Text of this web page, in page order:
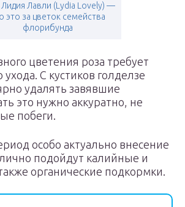
Лидия Лавли (Lydia Lovely) —
это за цветок семейства
флорибунда
цветения роза требует
С кустиков голделзе
удалять завявшие
это нужно аккуратно, не
побеги.
особо актуально внесение
подойдут калийные и
органические подкормки.